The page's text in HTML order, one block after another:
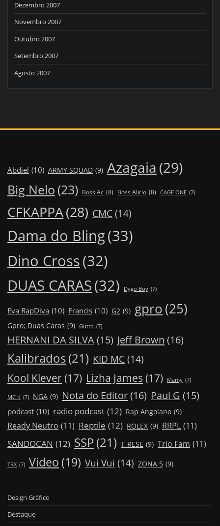
Dezembro 2007
Novembro 2007
Outubro 2007
Setembro 2007
Agosto 2007
Abdiel (10) ARMY SQUAD (9) Azagaia (29)
Big Nelo (23) Boss Ac (8) Boss Alirio (8) CAGE ONE (7)
CFKAPPA(28) CMC (14)
Dama do Bling(33)
Dino Cross(32)
DUAS CARAS(32) Dygo Boy (7)
Eva RapDiva (10) Francis (10) G2 (9) gpro(25)
Gpro; Duas Caras (9) Gutto (7)
HERNANI DA SILVA(15) Jeff Brown (16)
Kalibrados(21) KID MC (14)
Kool Klever (17) Lizha James (17) Mamy (7)
MC K (7) NGA (9) Nota do Editor(16) Paul G (15)
podcast (10) radio podcast (12) Rap Angolano (9)
Ready Neutro (11) Reptile (12) ROLEX (9) RRPL (11)
SANDOCAN (12) SSP(21) T-RESE (9) Trio Fam (11)
TRX (7) Video (19) Vui Vui (14) ZONA 5 (9)
Design Gráfico
Destaque